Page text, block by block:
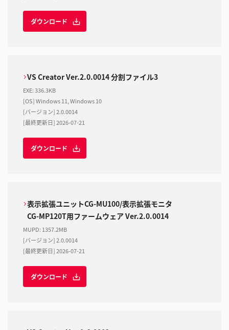
ダウンロード
VS Creator Ver.2.0.0014 分割ファイル3
EXE:336.3KB
[OS] Windows 11, Windows 10
[バージョン] 2.0.0014
[最終更新日] 2026-07-21
ダウンロード
表示拡張ユニットCG-MU100/表示拡張モニタ
CG-MP120T用ファームウェア Ver.2.0.0014
MUPD: 1357.2MB
[バージョン] 2.0.0014
[最終更新日] 2026-07-21
ダウンロード